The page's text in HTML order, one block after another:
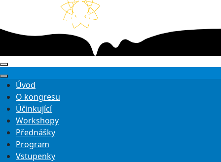
Úvod
O kongresu
Účinkující
Workshopy
Přednášky
Program
Vstupenky